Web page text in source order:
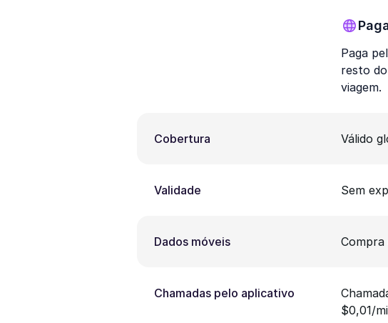
Paga
resto
viagem.
Cobertura Válido
Validade Sem
Dados móveis Compra
Chamadas pelo aplicativo
$0,01/